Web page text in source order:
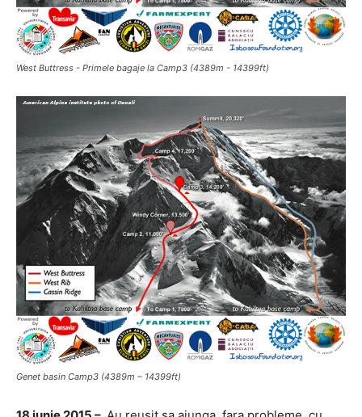
West Buttress - Primele bagaje la Camp3 (4389m - 14399ft)
Genet basin Camp3 (4389m – 14399ft)